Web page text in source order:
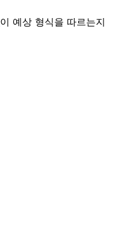
이 예상 형식을 따르는지